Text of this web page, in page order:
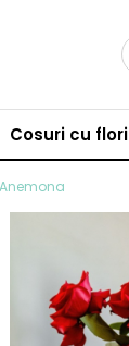
Cosuri cu flori